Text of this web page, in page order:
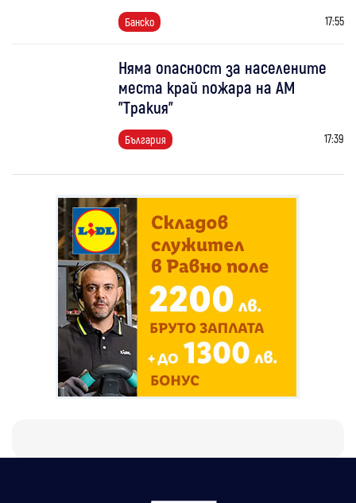
Банско 17:55
Няма опасност за населените
места край пожара на АМ
"Тракия"
България 17:39